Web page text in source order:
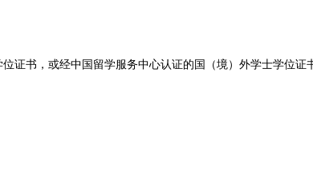
书，或经中国留学服务中心认证的国（境）外学士学位证